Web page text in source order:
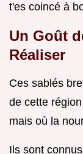
t'es coincé à
Un Goût
Réaliser
Ces sablés
de cette
mais où la
Ils sont